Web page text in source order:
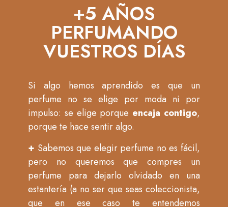
+5 AÑOS
PERFUMANDO
VUESTROS DÍAS
Si algo hemos aprendido es que un
perfume no se elige por moda ni por
impulso: se elige porque encaja contigo,
porque te hace sentir algo.
+ Sabemos que elegir perfume no es fácil,
pero no queremos que compres un
perfume para dejarlo olvidado en una
estantería (a no ser que seas coleccionista,
que en ese caso te entendemos